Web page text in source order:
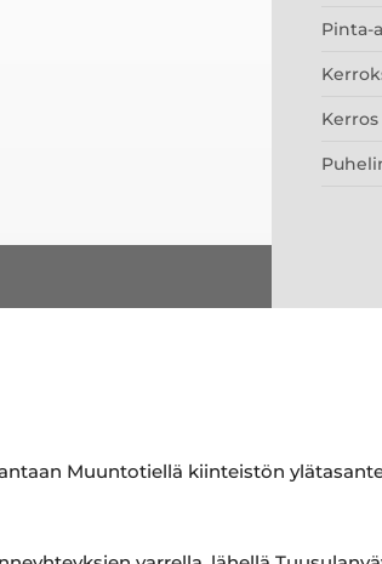
Pinta-
Kerros
Muuntotiellä kiinteistön